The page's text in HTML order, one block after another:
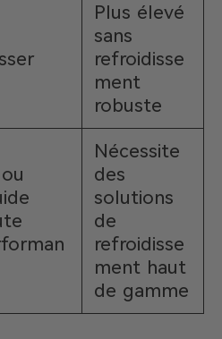
Plus élevé
sans
refroidisse
ment
robuste
Nécessite
des
solutions
de
refroidisse
ment haut
de gamme